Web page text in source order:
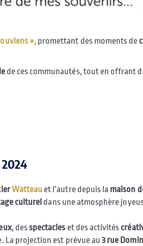
»,promettant des moments de
de ces communautés, tout en offrant
2024
Watteau et l’autre depuis la maison
culturel dans une atmosphère
, desspectacles et des activités
La projection est prévue au 3 rue